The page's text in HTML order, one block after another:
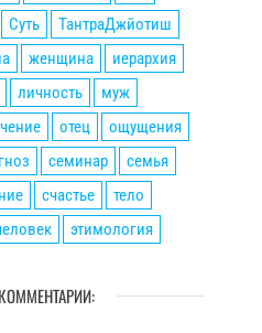
Суть
ТантраДжйотиш
женщина
иерархия
личность
муж
отец
ощущения
семинар
семья
счастье
тело
этимология
КОММЕНТАРИИ: